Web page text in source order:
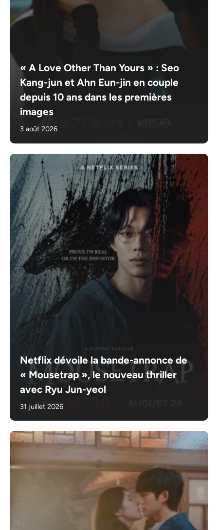
« A Love Other Than Yours » : Seo
Kang-jun et Ahn Eun-jin en couple
depuis 10 ans dans les premières
images
3 août 2026
Netflix dévoile la bande-annonce de
« Mousetrap », le nouveau thriller
avec Ryu Jun-yeol
31 juillet 2026